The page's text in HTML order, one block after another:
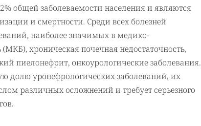
общей заболеваемости населения и являются
и смертности. Среди всех болезней
наиболее значимых в медико-
хроническая почечная недостаточность,
пиелонефрит, онкоурологические заболевания.
долю уронефрологических заболеваний, их
различных осложнений и требует серьезного